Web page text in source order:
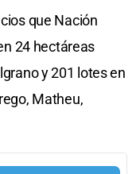
que Nación
24 hectáreas
y 201 lotes en
Matheu,